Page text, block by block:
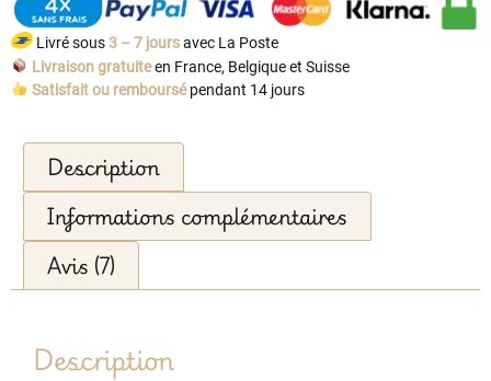
Livré sous3 – 7 joursavec La Poste
Livraison gratuiteen France, Belgique et Suisse
Satisfait ou remboursépendant 14 jours
Description
Informations complémentaires
Avis (7)
Description